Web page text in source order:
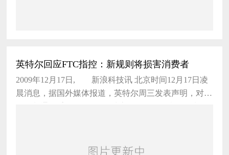
英特尔回应FTC指控：新规则将损害消费者
2009年12月17日, 新浪科技讯 北京时间12月17日凌
晨消息，据国外媒体报道，英特尔周三发表声明，对美